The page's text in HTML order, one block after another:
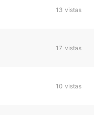
13 vistas
17 vistas
10 vistas